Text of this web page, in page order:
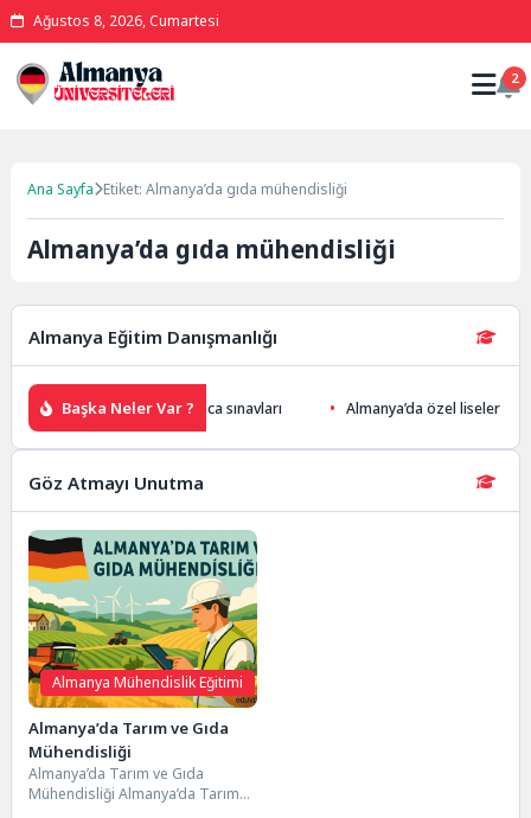
Ağustos 8, 2026, Cumartesi
2
Ana Sayfa Etiket: Almanya’da gıda mühendisliği
Almanya’da gıda mühendisliği
Almanya Eğitim Danışmanlığı
Başka Neler Var ?
için gerekli b1/b2 Almanca sınavları Almanya’da özel liseler
Göz Atmayı Unutma
Almanya Mühendislik Eğitimi
Almanya’da Tarım ve Gıda
Mühendisliği
Almanya’da Tarım ve Gıda
Mühendisliği Almanya’da Tarım